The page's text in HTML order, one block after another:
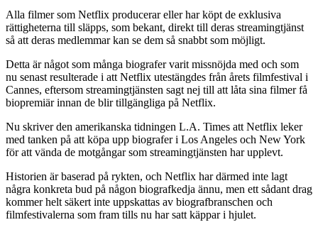
Alla filmer som Netflix producerar eller har köpt de exklusiva
rättigheterna till släpps, som bekant, direkt till deras streamingtjänst
så att deras medlemmar kan se dem så snabbt som möjligt.
Detta är något som många biografer varit missnöjda med och som
nu senast resulterade i att Netflix utestängdes från årets filmfestival i
Cannes, eftersom streamingtjänsten sagt nej till att låta sina filmer få
biopremiär innan de blir tillgängliga på Netflix.
Nu skriver den amerikanska tidningen L.A. Times att Netflix leker
med tanken på att köpa upp biografer i Los Angeles och New York
för att vända de motgångar som streamingtjänsten har upplevt.
Historien är baserad på rykten, och Netflix har därmed inte lagt
några konkreta bud på någon biografkedja ännu, men ett sådant drag
kommer helt säkert inte uppskattas av biografbranschen och
filmfestivalerna som fram tills nu har satt käppar i hjulet.